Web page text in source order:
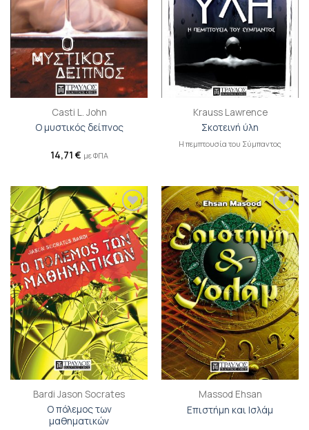
Casti L. John
Ο μυστικός δείπνος
14,71 € με ΦΠΑ
Krauss Lawrence
Σκοτεινή ύλη
Η πεμπτουσία του Σύμπαντος
Προσθήκη
βιβλίου
στη λίστα
επιθυμιών
Bardi Jason Socrates
Ο πόλεμος των
μαθηματικών
Προσθήκη
βιβλίου
στη λίστα
επιθυμιών
Massod Ehsan
Επιστήμη και Iσλάμ